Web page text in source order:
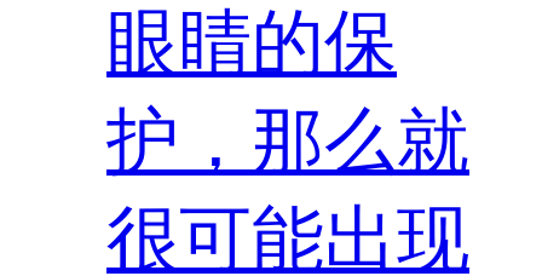
眼睛的保
护，那么就
很可能出现